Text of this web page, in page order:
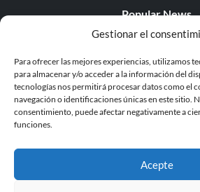
Gestionar el
Para ofrecer las mejores experiencias, utilizamos
para almacenar y/o acceder a la información del
tecnologías nos permitirá procesar datos como el
navegación o identificaciones únicas en este sitio.
consentimiento, puede afectar negativamente a
funciones.
Acepte
Popular News
Popular Editorials
Popular Free
LATEST